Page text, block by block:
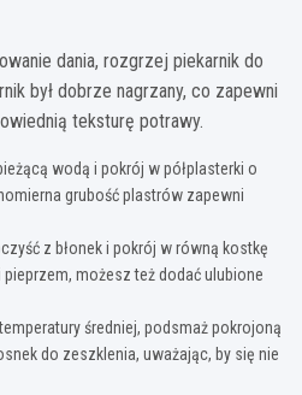
dania, rozgrzej piekarnik do
był dobrze nagrzany, co zapewni
teksturę potrawy.
wodą i pokrój w półplasterki o
grubość plastrów zapewni
z błonek i pokrój w równą kostkę
możesz też dodać ulubione
średniej, podsmaż pokrojoną
do zeszklenia, uważając, by się nie